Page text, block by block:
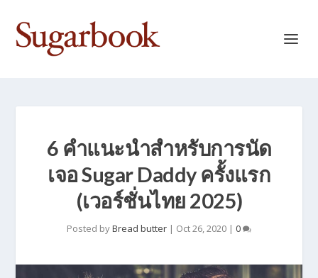
6 คำแนะนำสำหรับการนัด
เจอ Sugar Daddy ครั้งแรก
(เวอร์ชั่นไทย 2025)
Posted byBread butter | Oct 26, 2020 | 0